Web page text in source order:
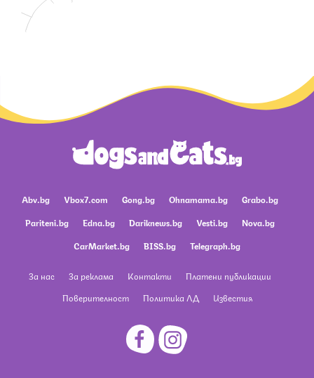
Abv.bg Vbox7.com Gong.bg Ohnamama.bg
Grabo.bg
Pariteni.bg
Edna.bg Dariknews.bg Vesti.bg
Nova.bg
CarMarket.bg
BISS.bg Telegraph.bg
За нас За реклама Контакти
Платени публикации
Поверителност
Политика ЛД Известия